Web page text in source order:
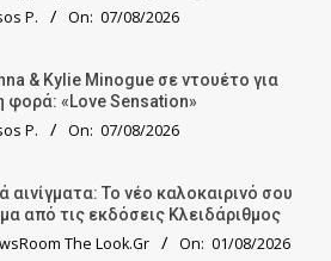
P. On: 07/08/2026
& Kylie Minogue σε ντουέτο για
φορά: «Love Sensation»
P. On: 07/08/2026
αινίγματα: Το νέο καλοκαιρινό σου
από τις εκδόσεις Κλειδάριθμος
The Look.Gr On: 01/08/2026